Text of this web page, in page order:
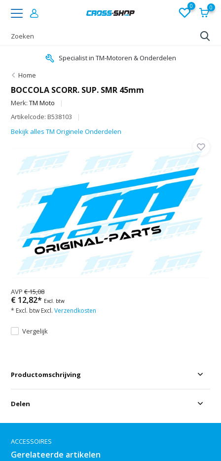
0 0
Specialist in TM-Motoren & Onderdelen
Home
BOCCOLA SCORR. SUP. SMR 45mm
Merk:TM Moto
Artikelcode: B538103
Bekijk alles TM Originele Onderdelen
AVP€ 15,08
€ 12,82* Excl. btw
* Excl. btw Excl.Verzendkosten
Vergelijk
Productomschrijving
Delen
ACCESSOIRES
Gerelateerde artikelen